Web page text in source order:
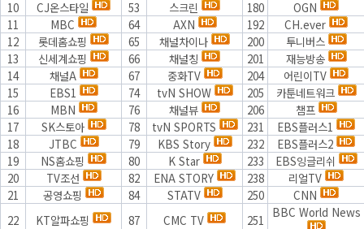
10
CJ온스타일 53 스크린 180
OGN
11
MBC 64 AXN 192
CH.ever
12
롯데홈쇼핑 65 채널차이나 200
투니버스
13
신세계쇼핑 66 채널칭 201
재능방송
14
채널A 67 중화TV 204
어린이TV
15
EBS1 74 tvN SHOW 205
카툰네트워크
16
MBN 76 채널뷰 206
챔프
17
SK스토아 78 tvN SPORTS 231
EBS플러스1
18
JTBC 79 KBS Story 232
EBS플러스2
19
NS홈쇼핑 80 K Star 233
EBS잉글리쉬
20
TV조선 82 ENA STORY 238
리얼TV
21
공영쇼핑 84 STATV 250
CNN
22
KT알파쇼핑 87 CMC TV 251 BBC World News